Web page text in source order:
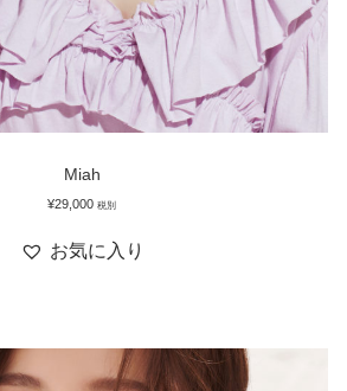
Miah
¥29,000 税別
お気に入り